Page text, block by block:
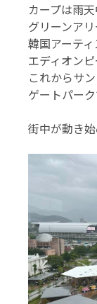
カープは雨天
グリーンアリ
韓国アーテ
エディオン
これからサ
ゲートパー
街中が動き始